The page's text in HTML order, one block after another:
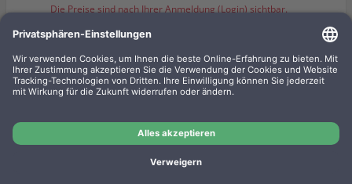
Die Preise sind nach Ihrer Anmeldung (Login) sichtbar.
Kompatibler Toner ersetzt
magenta
OEM-Nr.: LT2755M/AM
Artnr.: LT2755M-WB
Die Preise sind nach Ihrer Anmeldung (Login) sichtbar.